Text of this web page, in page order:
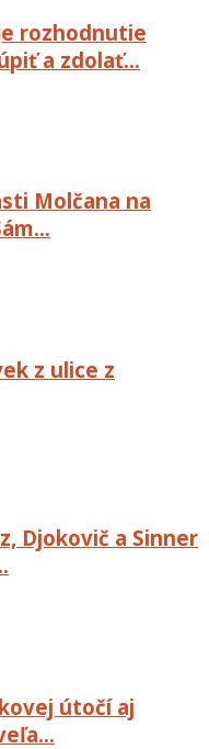
rozhodnutie
a zdolať…
Molčana na
z ulice z
Djokovič a Sinner
útočí aj